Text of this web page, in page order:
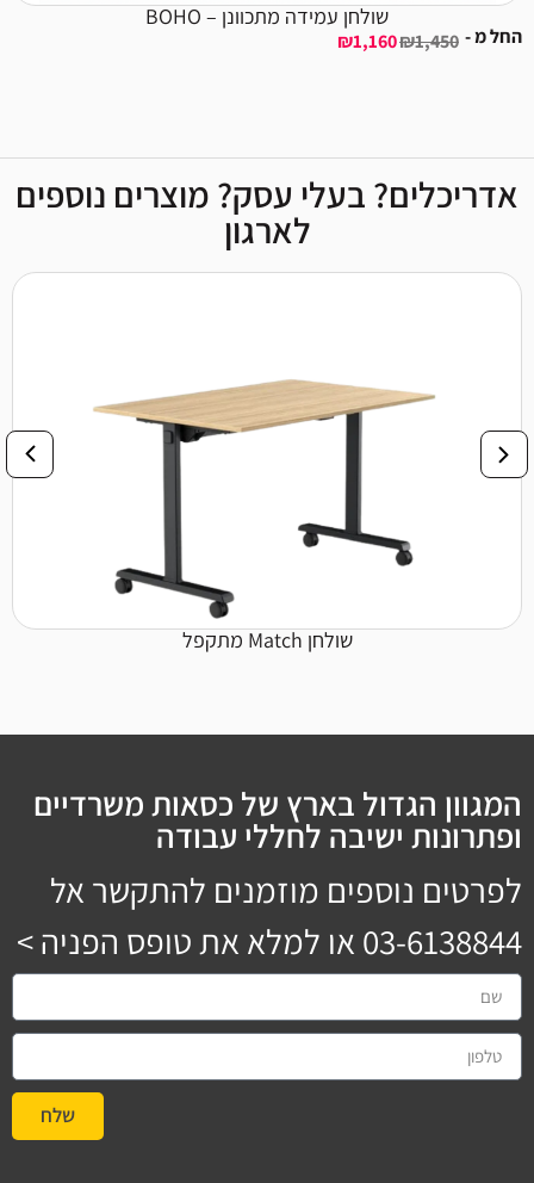
שולחן עמידה מתכוונן – BOHO
החל מ - ₪1,450
₪1,160
אדריכלים? בעלי עסק? מוצרים נוספים
לארגון
שולחן Match מתקפל
המגוון הגדול בארץ של כסאות משרדיים
ופתרונות ישיבה לחללי עבודה
לפרטים נוספים מוזמנים להתקשר אל
03-6138844או למלא את טופס הפניה >
שלח